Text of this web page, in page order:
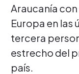
Araucanía
Europa en las
tercera
estrecho del
país.